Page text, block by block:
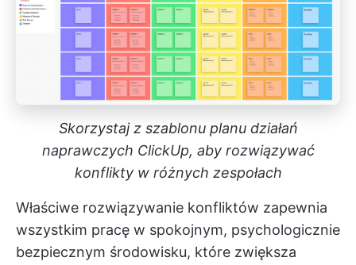
Skorzystaj z szablonu planu działań
naprawczych ClickUp, aby rozwiązywać
konflikty w różnych zespołach
Właściwe rozwiązywanie konfliktów zapewnia
wszystkim pracę w spokojnym, psychologicznie
bezpiecznym środowisku, które zwiększa